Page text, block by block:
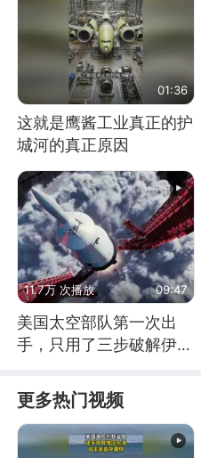
01:36
这就是鹰酱工业真正的护
城河的真正原因
11.7万 次播放 09:47
美国太空部队第一次出
手，只用了三步破解伊朗
更多热门视频